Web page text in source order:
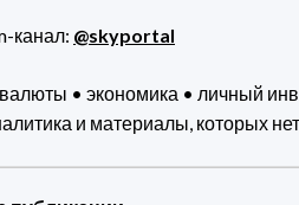
канал: @skyportal
• экономика • личный
и материалы, которых